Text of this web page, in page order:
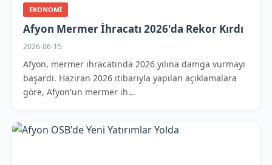
EKONOMI
Afyon Mermer İhracatı 2026'da Rekor Kırdı
2026-06-15
Afyon, mermer ihracatında 2026 yılına damga vurmayı
başardı. Haziran 2026 itibarıyla yapılan açıklamalara
göre, Afyon'un mermer ih...